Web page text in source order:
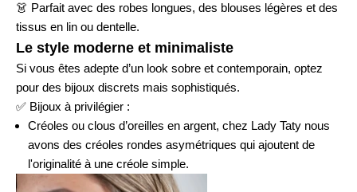
👗 Parfait avec des robes longues, des blouses légères et des
tissus en lin ou dentelle.
Le style moderne et minimaliste
Si vous êtes adepte d’un look sobre et contemporain, optez
pour des bijoux discrets mais sophistiqués.
✅ Bijoux à privilégier :
Créoles ou clous d’oreilles en argent, chez Lady Taty nous
avons des créoles rondes asymétriques qui ajoutent de
l'originalité à une créole simple.